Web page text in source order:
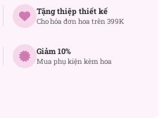
Tặng thiệp thiết kế
Cho hóa đơn hoa trên 399K
Giảm 10%
Mua phụ kiện kèm hoa